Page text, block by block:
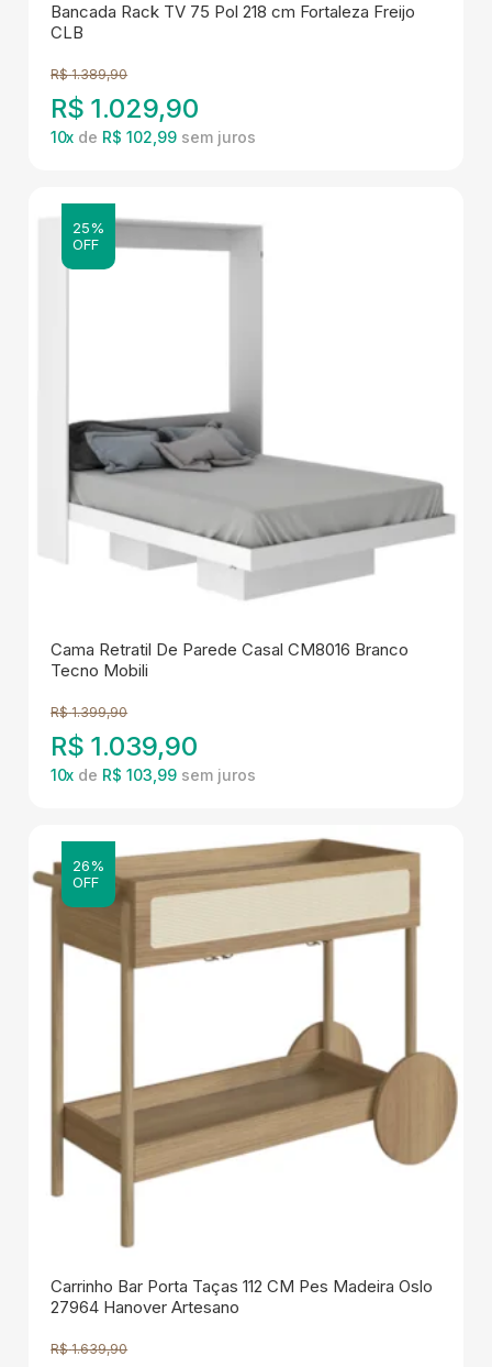
Bancada Rack TV 75 Pol 218 cm Fortaleza Freijo
CLB
R$ 1.389,90
R$ 1.029,90
10x de R$ 102,99
25%
OFF
Cama Retratil De Parede Casal CM8016 Branco
Tecno Mobili
R$ 1.399,90
R$ 1.039,90
10x de R$ 103,99
26%
OFF
Carrinho Bar Porta Taças 112 CM Pes Madeira Oslo
27964 Hanover Artesano
R$ 1.639,90